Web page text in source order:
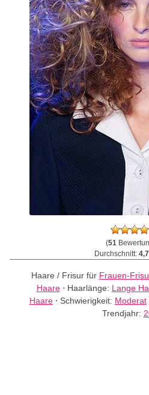
(51
Durchschnitt:
Haare / Frisur für Frauen-
Haare⋅ Haarlänge: Lange
Haare ⋅ Schwierigkeit: Moderat
Trendjahr: